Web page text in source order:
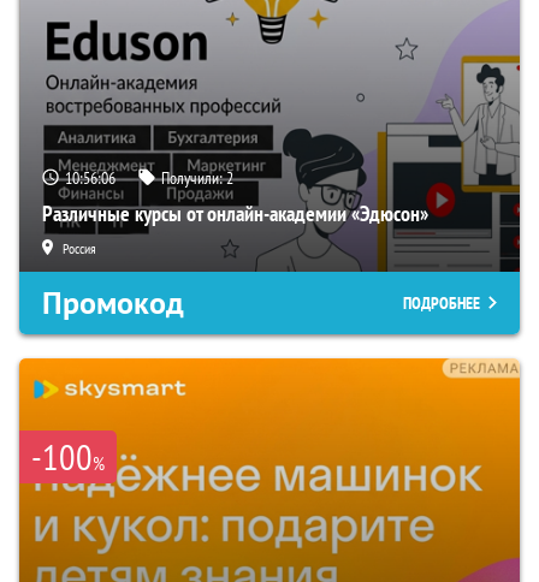
10:56:05 Получили:2
Различные курсы от онлайн-академии «Эдюсон»
Россия
Промокод ПОДРОБНЕЕ
-100%